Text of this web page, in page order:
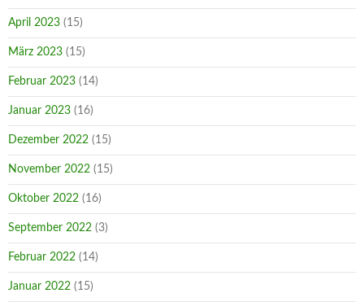
April 2023 (15)
März 2023 (15)
Februar 2023 (14)
Januar 2023 (16)
Dezember 2022 (15)
November 2022 (15)
Oktober 2022 (16)
September 2022 (3)
Februar 2022 (14)
Januar 2022 (15)